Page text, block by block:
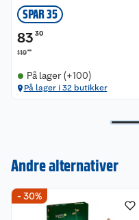
SPAR 35
83 30
11900
På lager (+100)
På lager i 32 butikker
Andre alternativer
- 30%
Om oss
Kundeservice
Kontakt oss